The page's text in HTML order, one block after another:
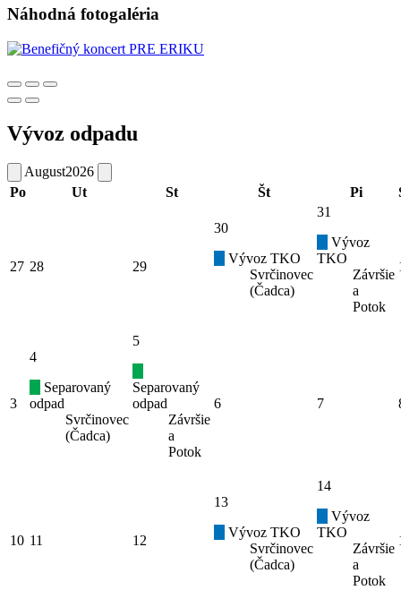
Náhodná fotogaléria
Vývoz odpadu
August2026
Po
Ut St Št Pi
27 28 29
30
Vývoz TKO
Svrčinovec
(Čadca)
31
Vývoz
TKO
Závršie
a
Potok
3
4
Separovaný
odpad
Svrčinovec
(Čadca)
5
Separovaný
odpad
Závršie
a
Potok
6 7
10 11 12
13
Vývoz TKO
Svrčinovec
(Čadca)
14
Vývoz
TKO
Závršie
a
Potok